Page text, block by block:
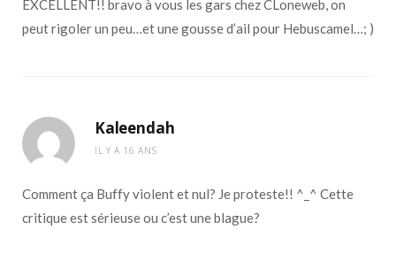
EXCELLENT!! bravo à vous les gars chez CLoneweb, on
peut rigoler un peu…et une gousse d’ail pour Hebuscamel…; )
Kaleendah
IL Y A 16 ANS
Comment ça Buffy violent et nul? Je proteste!! ^_^ Cette
critique est sérieuse ou c’est une blague?